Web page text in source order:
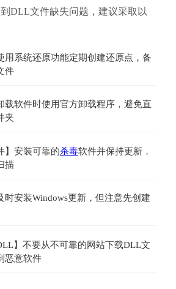
DLL文件缺失问题，建议采取以
用系统还原功能定期创建还原点，备
件
载软件时使用官方卸载程序，避免直
夹
】安装可靠的杀毒软件并保持更新，
描
时安装Windows更新，但注意先创建
】不要从不可靠的网站下载DLL文
恶意软件